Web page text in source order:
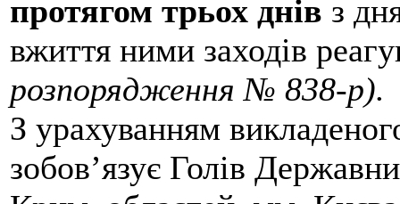
протягом трьох днів з
вжиття ними заходів
розпорядження № 838-р).
З урахуванням
зобов’язує Голів